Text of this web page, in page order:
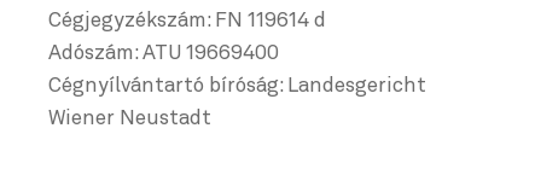
Cégjegyzékszám: FN 119614 d
Adószám: ATU 19669400
Cégnyílvántartó bíróság: Landesgericht
Wiener Neustadt